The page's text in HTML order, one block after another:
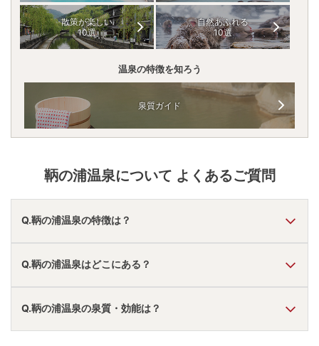
散策が楽しい
10選
自然あふれる
10選
温泉の特徴を知ろう
泉質ガイド
鞆の浦温泉について よくあるご質問
Q.鞆の浦温泉の特徴は？
A. 温泉・お湯の特徴はとろとろ・さらさら・ピリピリ
してお
り、温泉地の雰囲気は 「温泉街を散策できる」「静か・落
Q.鞆の浦温泉はどこにある？
A. 鞆の浦温泉 は、広島県福山市鞆町
車でお越しの方は、福山東ICから車で約40分。
電車でお越しの方は、福山駅から車で約30分。
Q.鞆の浦温泉の泉質・効能は？